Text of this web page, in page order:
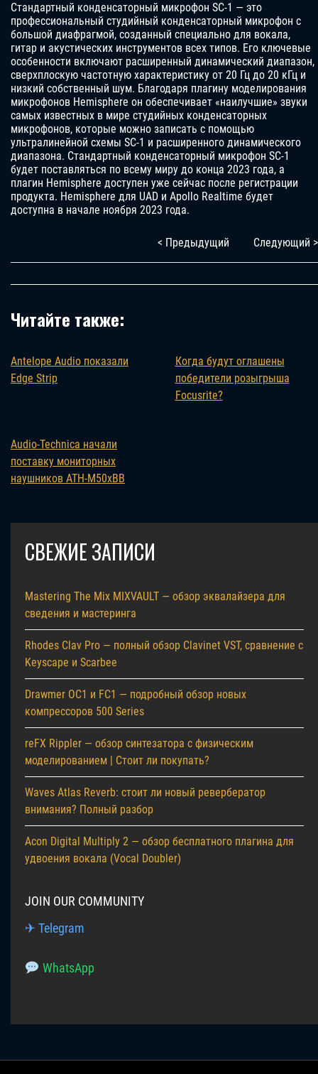
Стандартный конденсаторный микрофон SC-1 — это
профессиональный студийный конденсаторный микрофон с
большой диафрагмой, созданный специально для вокала,
гитар и акустических инструментов всех типов. Его ключевые
особенности включают расширенный динамический диапазон,
сверхплоскую частотную характеристику от 20 Гц до 20 кГц и
низкий собственный шум. Благодаря плагину моделирования
микрофонов Hemisphere он обеспечивает «наилучшие» звуки
самых известных в мире студийных конденсаторных
микрофонов, которые можно записать с помощью
ультралинейной схемы SC-1 и расширенного динамического
диапазона. Стандартный конденсаторный микрофон SC-1
будет поставляться по всему миру до конца 2023 года, а
плагин Hemisphere доступен уже сейчас после регистрации
продукта. Hemisphere для UAD и Apollo Realtime будет
доступна в начале ноября 2023 года.
< Предыдущий Следующий >
Читайте также:
Antelope Audio показали
Edge Strip
Когда будут оглашены
победители розыгрыша
Focusrite?
Audio-Technica начали
поставку мониторных
наушников ATH-M50xBB
СВЕЖИЕ ЗАПИСИ
Mastering The Mix MIXVAULT — обзор эквалайзера для
сведения и мастеринга
Rhodes Clav Pro — полный обзор Clavinet VST, сравнение с
Keyscape и Scarbee
Drawmer OC1 и FC1 — подробный обзор новых
компрессоров 500 Series
reFX Rippler — обзор синтезатора с физическим
моделированием | Стоит ли покупать?
Waves Atlas Reverb: стоит ли новый ревербератор
внимания? Полный разбор
Acon Digital Multiply 2 — обзор бесплатного плагина для
удвоения вокала (Vocal Doubler)
JOIN OUR COMMUNITY
✈ Telegram
WhatsApp